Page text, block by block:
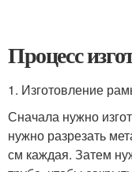
Процесс
1. Изготовление
Сначала нужно
нужно разрезать
см каждая. Затем